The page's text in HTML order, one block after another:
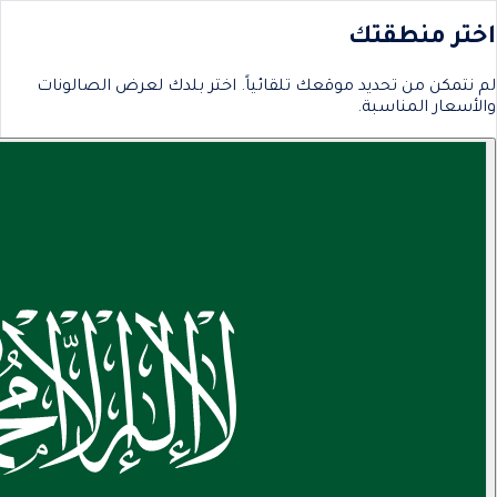
اختر منطقتك
لم نتمكن من تحديد موقعك تلقائياً. اختر بلدك لعرض الصالونات
والأسعار المناسبة.